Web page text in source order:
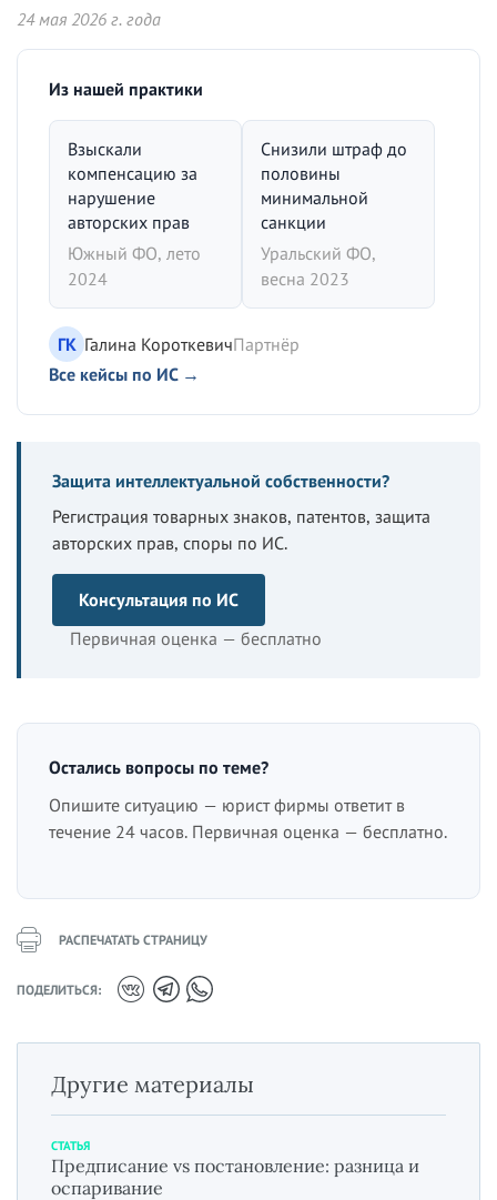
24 мая 2026 г. года
Из нашей практики
Взыскали
компенсацию за
нарушение
авторских прав
Южный ФО, лето
2024
Снизили штраф до
половины
минимальной
санкции
Уральский ФО,
весна 2023
ГК Галина КороткевичПартнёр
Все кейсы по ИС →
Защита интеллектуальной собственности?
Регистрация товарных знаков, патентов, защита
авторских прав, споры по ИС.
Консультация по ИС
Первичная оценка — бесплатно
Остались вопросы по теме?
Опишите ситуацию — юрист фирмы ответит в
течение 24 часов. Первичная оценка — бесплатно.
РАСПЕЧАТАТЬ СТРАНИЦУ
ПОДЕЛИТЬСЯ:
Другие материалы
СТАТЬЯ
Предписание vs постановление: разница и
оспаривание